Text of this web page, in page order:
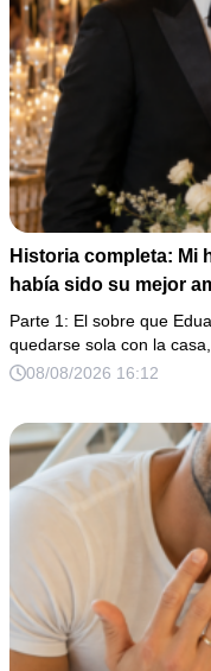
Historia completa: Mi
había sido su mejor
ciega a la que
fallecimiento, ella me
verdadera razón por
Parte 1: El sobre que
quedarse sola con la
08/08/2026 16:12